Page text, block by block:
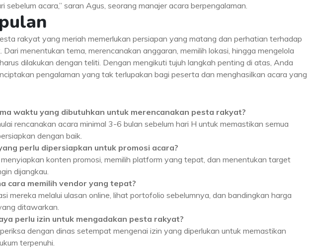
sebelum acara,” saran Agus, seorang manajer acara berpengalaman.
rakyat yang meriah memerlukan persiapan yang matang dan perhatian terhadap
Dari menentukan tema, merencanakan anggaran, memilih lokasi, hingga mengelola
dilakukan dengan teliti. Dengan mengikuti tujuh langkah penting di atas, Anda
pengalaman yang tak terlupakan bagi peserta dan menghasilkan acara yang
waktu yang dibutuhkan untuk merencanakan pesta rakyat?
rencanakan acara minimal 3-6 bulan sebelum hari H untuk memastikan semua
dengan baik.
perlu dipersiapkan untuk promosi acara?
konten promosi, memilih platform yang tepat, dan menentukan target
dijangkau.
cara memilih vendor yang tepat?
mereka melalui ulasan online, lihat portofolio sebelumnya, dan bandingkan harga
ditawarkan.
perlu izin untuk mengadakan pesta rakyat?
dengan dinas setempat mengenai izin yang diperlukan untuk memastikan
terpenuhi.